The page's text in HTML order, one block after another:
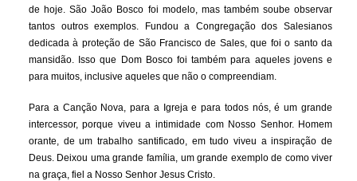
de hoje. São João Bosco foi modelo, mas também soube observar
tantos outros exemplos. Fundou a Congregação dos Salesianos
dedicada à proteção de São Francisco de Sales, que foi o santo da
mansidão. Isso que Dom Bosco foi também para aqueles jovens e
para muitos, inclusive aqueles que não o compreendiam.
Para a Canção Nova, para a Igreja e para todos nós, é um grande
intercessor, porque viveu a intimidade com Nosso Senhor. Homem
orante, de um trabalho santificado, em tudo viveu a inspiração de
Deus. Deixou uma grande família, um grande exemplo de como viver
na graça, fiel a Nosso Senhor Jesus Cristo.